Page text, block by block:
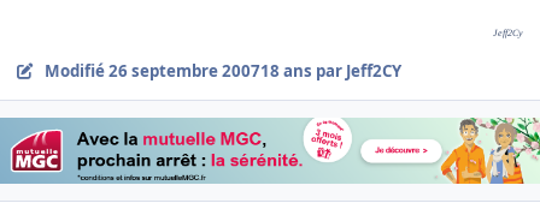
Jeff2Cy
Modifié26 septembre 200718 ans par Jeff2CY